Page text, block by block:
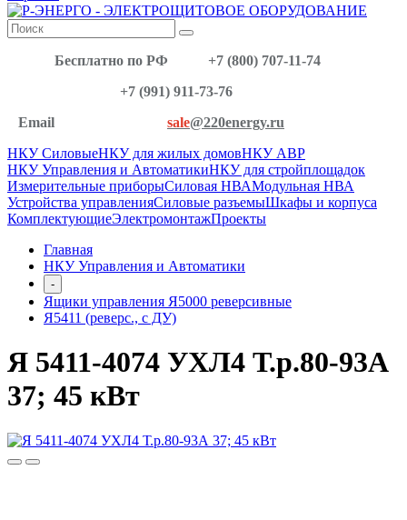
Бесплатно по РФ
+7 (800) 707-11-74
+7 (991) 911-73-76
Email
sale@220energy.ru
НКУ СиловыеНКУ для жилых домовНКУ АВР
НКУ Управления и АвтоматикиНКУ для стройплощадок
Измерительные приборыСиловая НВАМодульная НВА
Устройства управленияСиловые разъемыШкафы и корпуса
КомплектующиеЭлектромонтажПроекты
Главная
НКУ Управления и Автоматики
-
Ящики управления Я5000 реверсивные
Я5411 (реверс., с ДУ)
Я 5411-4074 УХЛ4 Т.р.80-93А
37; 45 кВт